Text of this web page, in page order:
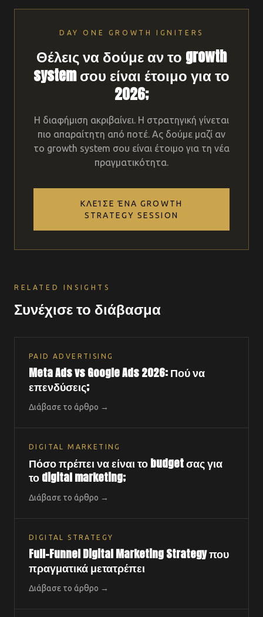
DAY ONE GROWTH IGNITERS
Θέλεις να δούμε αν το growth
system σου είναι έτοιμο για το
2026;
Η διαφήμιση ακριβαίνει. Η στρατηγική γίνεται
πιο απαραίτητη από ποτέ. Ας δούμε μαζί αν
το growth system σου είναι έτοιμο για τη νέα
πραγματικότητα.
ΚΛΕΊΣΕ ΈΝΑ GROWTH
STRATEGY SESSION
RELATED INSIGHTS
Συνέχισε το διάβασμα
PAID ADVERTISING
Meta Ads vs Google Ads 2026: Πού να
επενδύσεις;
Διάβασε το άρθρο →
DIGITAL MARKETING
Πόσο πρέπει να είναι το budget σας για
το digital marketing;
Διάβασε το άρθρο →
DIGITAL STRATEGY
Full-Funnel Digital Marketing Strategy που
πραγματικά μετατρέπει
Διάβασε το άρθρο →